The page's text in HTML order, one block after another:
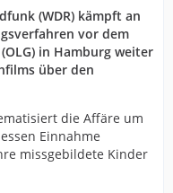
(WDR) kämpft an
vor dem
in Hamburg weiter
über den
die Affäre um
Einnahme
missgebildete Kinder